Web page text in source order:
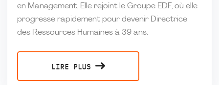
en Management. Elle rejoint le Groupe EDF, où elle
progresse rapidement pour devenir Directrice
des Ressources Humaines à 39 ans.
LIRE PLUS